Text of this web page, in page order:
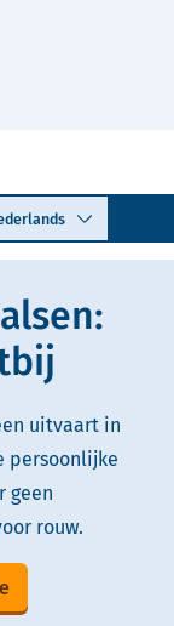
- 725 601
uitvaart in
persoonlijke
geen
rouw.